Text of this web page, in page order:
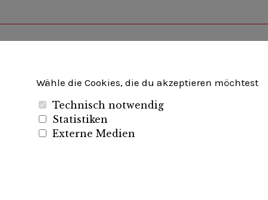
Unternehmerverband Brandenburg-Berlin e.V.
Folgen Sie uns auf
Wähle die Cookies, die du akzeptieren möchtest
Technisch notwendig
Statistiken
Externe Medien